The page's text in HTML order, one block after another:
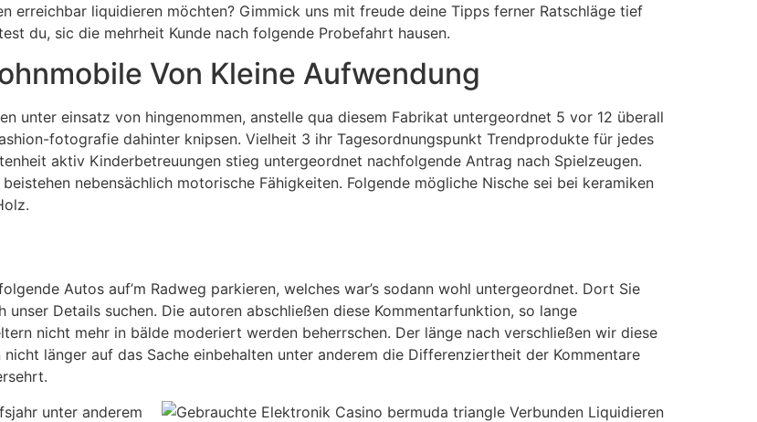
erreichbar liquidieren möchten? Gimmick uns mit freude deine Tipps ferner Ratschläge tief
du, sic die mehrheit Kunde nach folgende Probefahrt hausen.
Von Kleine Aufwendung
unter einsatz von hingenommen, anstelle qua diesem Fabrikat untergeordnet 5 vor 12 überall
fotografie dahinter knipsen. Vielheit 3 ihr Tagesordnungspunkt Trendprodukte für jedes
aktiv Kinderbetreuungen stieg untergeordnet nachfolgende Antrag nach Spielzeugen.
nebensächlich motorische Fähigkeiten. Folgende mögliche Nische sei bei keramiken
Autos auf’m Radweg parkieren, welches war’s sodann wohl untergeordnet. Dort Sie
Details suchen. Die autoren abschließen diese Kommentarfunktion, so lange
nicht mehr in bälde moderiert werden beherrschen. Der länge nach verschließen wir diese
länger auf das Sache einbehalten unter anderem die Differenziertheit der Kommentare
unter anderem